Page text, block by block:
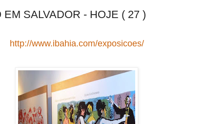
SALVADOR - HOJE ( 27 )
http://www.ibahia.com/exposicoes/